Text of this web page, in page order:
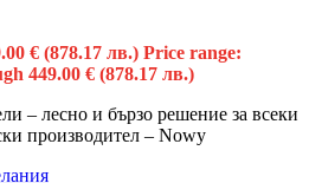
€ (878.17 лв.) Price range:
449.00 € (878.17 лв.)
– лесно и бързо решение за всеки
производител – Nowy